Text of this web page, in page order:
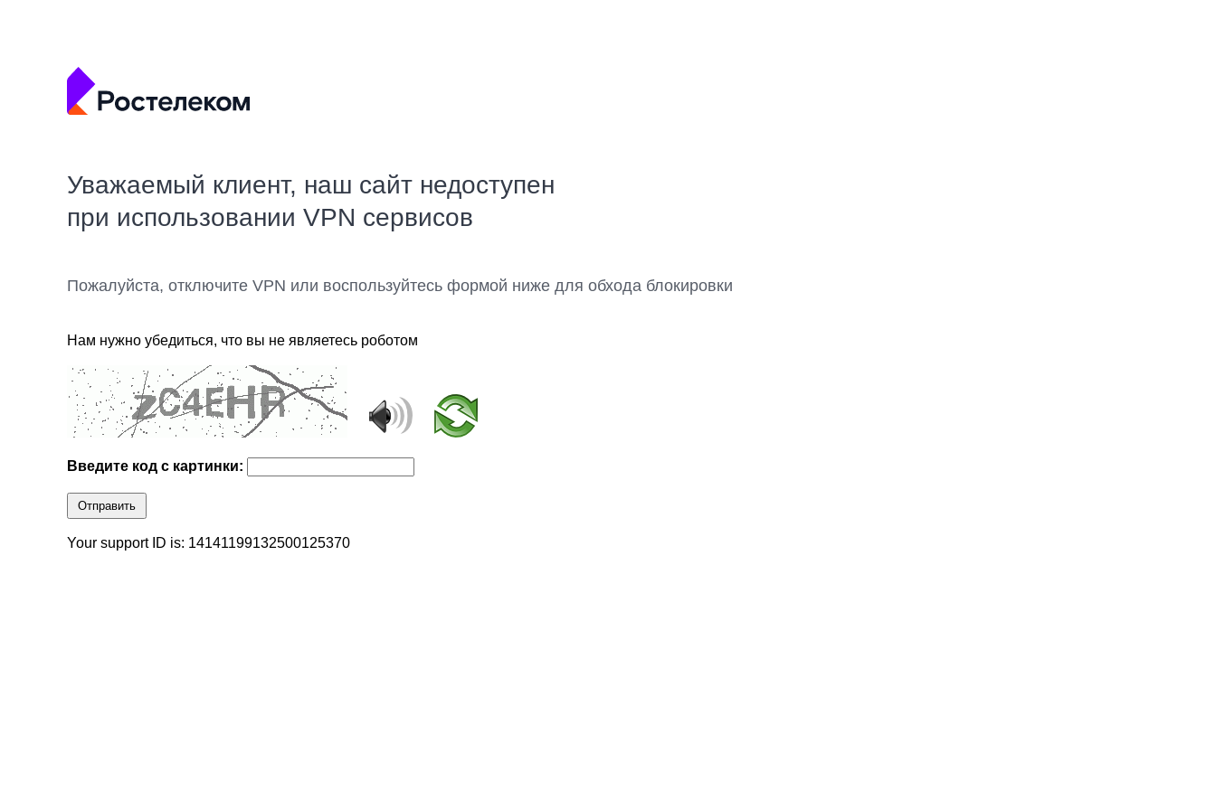
Уважаемый клиент, наш сайт недоступен
при использовании VPN сервисов
Пожалуйста, отключите VPN или воспользуйтесь формой ниже для обхода блокировки
Нам нужно убедиться, что вы не являетесь роботом
Введите код с картинки:
Отправить
Your support ID is: 14141199132500125370